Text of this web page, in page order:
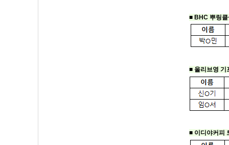
■ BHC 뿌링
■ 올리브영 기
■ 이디야커피